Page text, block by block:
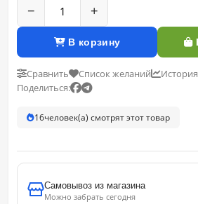
− +
В корзину
Сравнить Список желаний
Поделиться:
16человек(а) смотрят этот товар
Самовывоз из магазина
Можно забрать сегодня